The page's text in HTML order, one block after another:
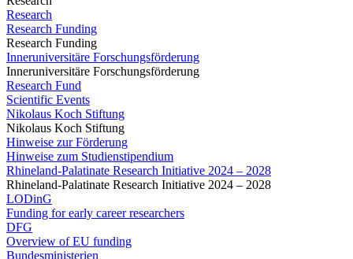
Research
Research Funding
Research Funding
Inneruniversitäre Forschungsförderung
Inneruniversitäre Forschungsförderung
Research Fund
Scientific Events
Nikolaus Koch Stiftung
Nikolaus Koch Stiftung
Hinweise zur Förderung
Hinweise zum Studienstipendium
Rhineland-Palatinate Research Initiative 2024 – 2028
Rhineland-Palatinate Research Initiative 2024 – 2028
LODinG
Funding for early career researchers
DFG
Overview of EU funding
Bundesministerien